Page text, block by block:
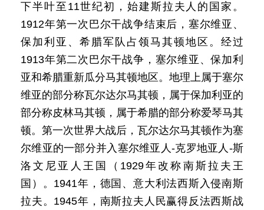
下半叶至11世纪初，始建斯拉夫人的国家。
1912年第一次巴尔干战争结束后，塞尔维亚、
保加利亚、希腊军队占领马其顿地区。经过
1913年第二次巴尔干战争，塞尔维亚、保加利
亚和希腊重新瓜分马其顿地区。地理上属于塞尔
维亚的部分称瓦尔达尔马其顿，属于保加利亚的
部分称皮林马其顿，属于希腊的部分称爱琴马其
顿。第一次世界大战后，瓦尔达尔马其顿作为塞
尔维亚的一部分并入塞尔维亚人-克罗地亚人-斯
洛文尼亚人王国（1929年改称南斯拉夫王
国）。1941年，德国、意大利法西斯入侵南斯
拉夫。1945年，南斯拉夫人民赢得反法西斯战